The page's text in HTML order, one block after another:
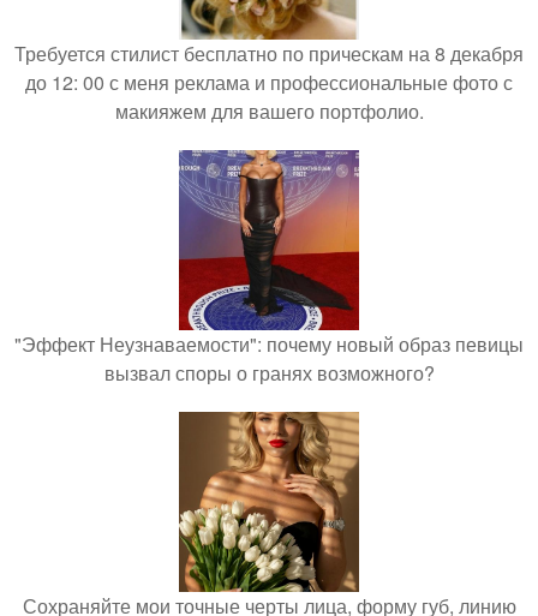
Требуется стилист бесплатно по прическам на 8 декабря
до 12: 00 с меня реклама и профессиональные фото с
макияжем для вашего портфолио.
"Эффект Неузнаваемости": почему новый образ певицы
вызвал споры о гранях возможного?
Сохраняйте мои точные черты лица, форму губ, линию